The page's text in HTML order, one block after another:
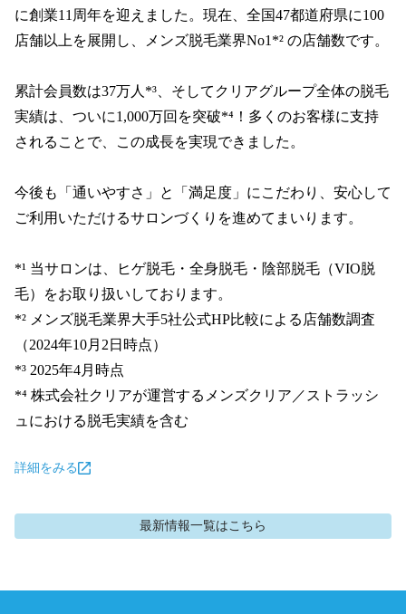
に創業11周年を迎えました。現在、全国47都道府県に100
店舗以上を展開し、メンズ脱毛業界No1*² の店舗数です。
累計会員数は37万人*³、そしてクリアグループ全体の脱毛
実績は、ついに1,000万回を突破*⁴！多くのお客様に支持
されることで、この成長を実現できました。
今後も「通いやすさ」と「満足度」にこだわり、安心して
ご利用いただけるサロンづくりを進めてまいります。
*¹ 当サロンは、ヒゲ脱毛・全身脱毛・陰部脱毛（VIO脱
毛）をお取り扱いしております。
*² メンズ脱毛業界大手5社公式HP比較による店舗数調査
（2024年10月2日時点）
*³ 2025年4月時点
*⁴ 株式会社クリアが運営するメンズクリア／ストラッシ
ュにおける脱毛実績を含む
詳細をみる
最新情報一覧はこちら